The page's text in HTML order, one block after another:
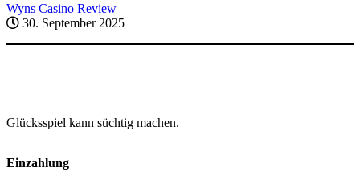
Wyns Casino Review
30. September 2025
Glücksspiel kann süchtig machen.
Einzahlung